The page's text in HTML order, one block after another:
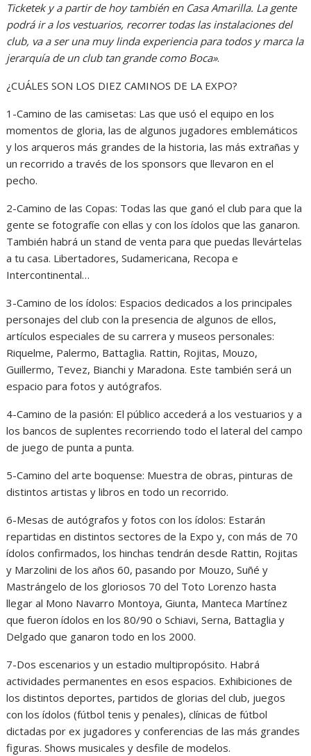
Ticketek y a partir de hoy también en Casa Amarilla. La gente
podrá ir a los vestuarios, recorrer todas las instalaciones del
club, va a ser una muy linda experiencia para todos y marca la
jerarquía de un club tan grande como Boca».
¿CUÁLES SON LOS DIEZ CAMINOS DE LA EXPO?
1-Camino de las camisetas: Las que usó el equipo en los
momentos de gloria, las de algunos jugadores emblemáticos
y los arqueros más grandes de la historia, las más extrañas y
un recorrido a través de los sponsors que llevaron en el
pecho.
2-Camino de las Copas: Todas las que ganó el club para que la
gente se fotografíe con ellas y con los ídolos que las ganaron.
También habrá un stand de venta para que puedas llevártelas
a tu casa. Libertadores, Sudamericana, Recopa e
Intercontinental…
3-Camino de los ídolos: Espacios dedicados a los principales
personajes del club con la presencia de algunos de ellos,
artículos especiales de su carrera y museos personales:
Riquelme, Palermo, Battaglia. Rattin, Rojitas, Mouzo,
Guillermo, Tevez, Bianchi y Maradona. Este también será un
espacio para fotos y autógrafos.
4-Camino de la pasión: El público accederá a los vestuarios y a
los bancos de suplentes recorriendo todo el lateral del campo
de juego de punta a punta.
5-Camino del arte boquense: Muestra de obras, pinturas de
distintos artistas y libros en todo un recorrido.
6-Mesas de autógrafos y fotos con los ídolos: Estarán
repartidas en distintos sectores de la Expo y, con más de 70
ídolos confirmados, los hinchas tendrán desde Rattin, Rojitas
y Marzolini de los años 60, pasando por Mouzo, Suñé y
Mastrángelo de los gloriosos 70 del Toto Lorenzo hasta
llegar al Mono Navarro Montoya, Giunta, Manteca Martínez
que fueron ídolos en los 80/90 o Schiavi, Serna, Battaglia y
Delgado que ganaron todo en los 2000.
7-Dos escenarios y un estadio multipropósito. Habrá
actividades permanentes en esos espacios. Exhibiciones de
los distintos deportes, partidos de glorias del club, juegos
con los ídolos (fútbol tenis y penales), clínicas de fútbol
dictadas por ex jugadores y conferencias de las más grandes
figuras. Shows musicales y desfile de modelos.